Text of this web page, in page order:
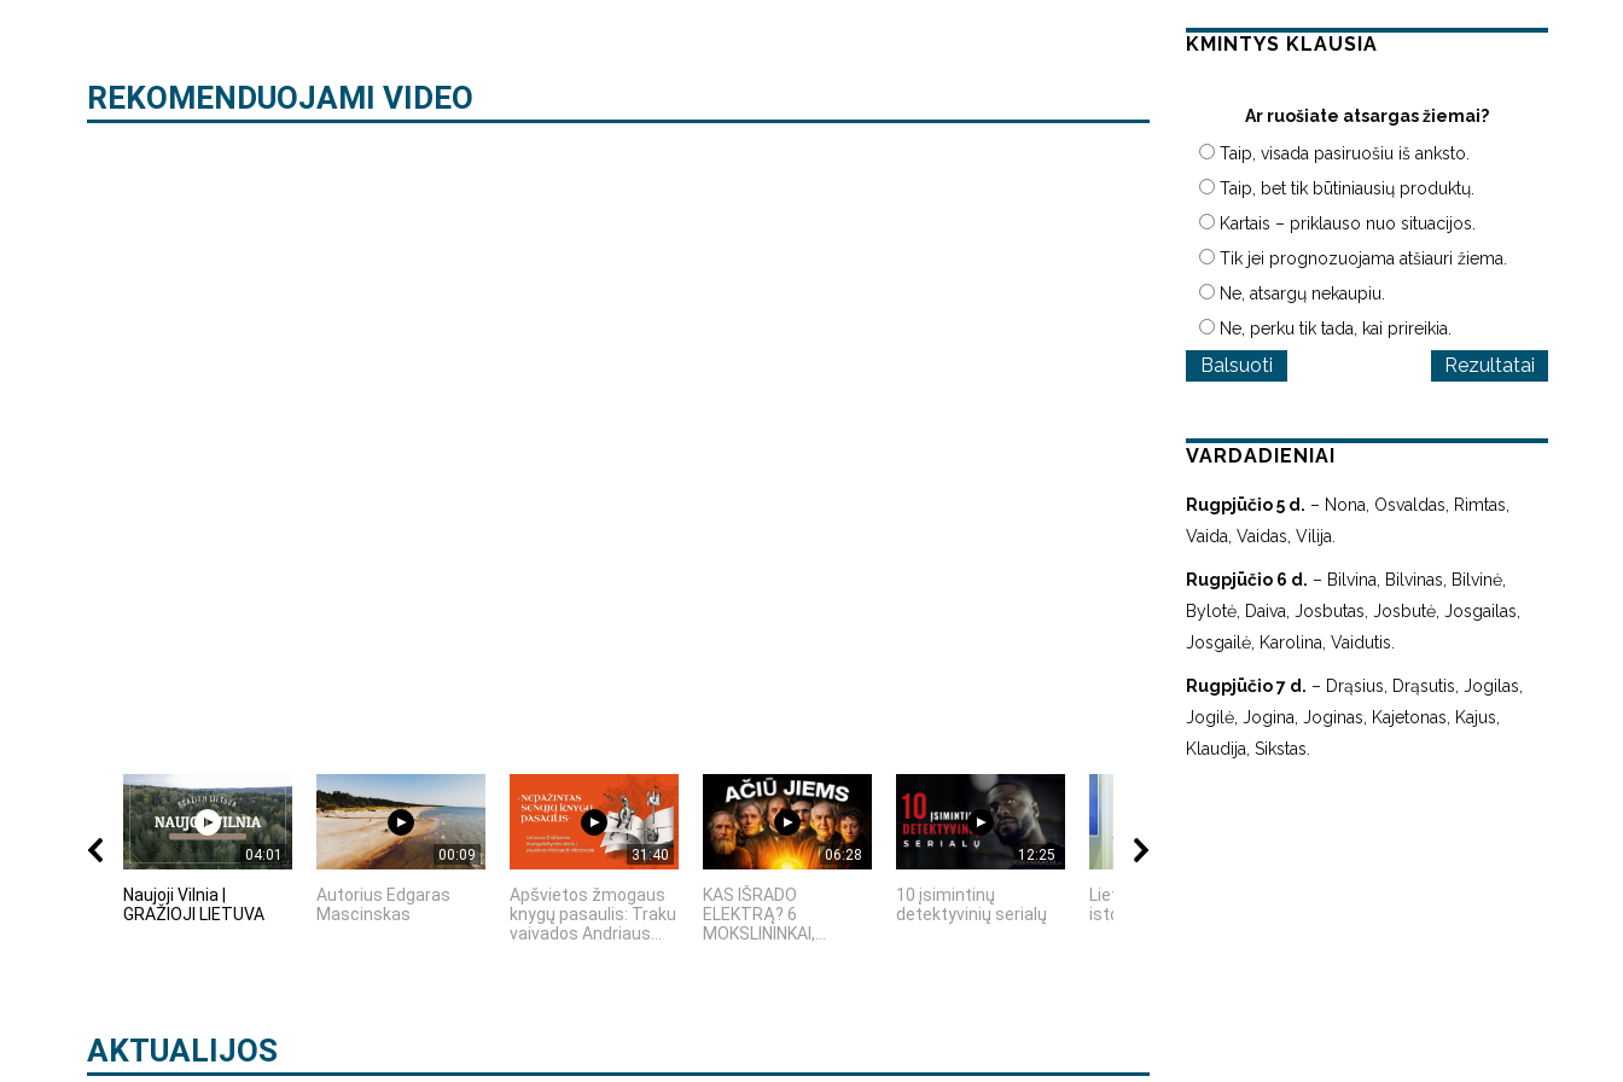
REKOMENDUOJAMI VIDEO
04:01
Naujoji Vilnia |
GRAŽIOJI LIETUVA
00:09
Autorius Edgaras
Mascinskas
31:40
Apšvietos žmogaus
knygų pasaulis: Traku
vaivados Andriaus...
06:28
KAS IŠRADO
ELEKTRĄ? 6
MOKSLININKAI,...
12:25
10 įsimintinų
detektyvinių serialų
Lietuvių skalikai
istorinėje raidoje
AKTUALIJOS
KMINTYS KLAUSIA
Ar ruošiate atsargas žiemai?
Taip, visada pasiruošiu iš anksto.
Taip, bet tik būtiniausių produktų.
Kartais – priklauso nuo situacijos.
Tik jei prognozuojama atšiauri žiema.
Ne, atsargų nekaupiu.
Ne, perku tik tada, kai prireikia.
Rezultatai
VARDADIENIAI
Rugpjūčio 5 d. – Nona, Osvaldas, Rimtas,
Vaida, Vaidas, Vilija.
Rugpjūčio 6 d. – Bilvina, Bilvinas, Bilvinė,
Bylotė, Daiva, Josbutas, Josbutė, Josgailas,
Josgailė, Karolina, Vaidutis.
Rugpjūčio 7 d. – Drąsius, Drąsutis, Jogilas,
Jogilė, Jogina, Joginas, Kajetonas, Kajus,
Klaudija, Sikstas.